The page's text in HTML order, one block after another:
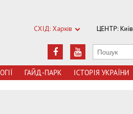
СХІД: Харків ЦЕНТР: Київ
ГАЙД-ПАРК ІСТОРІЯ УКРАЇНИ